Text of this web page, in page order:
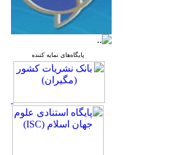
پایگاه‌های نمایه کننده